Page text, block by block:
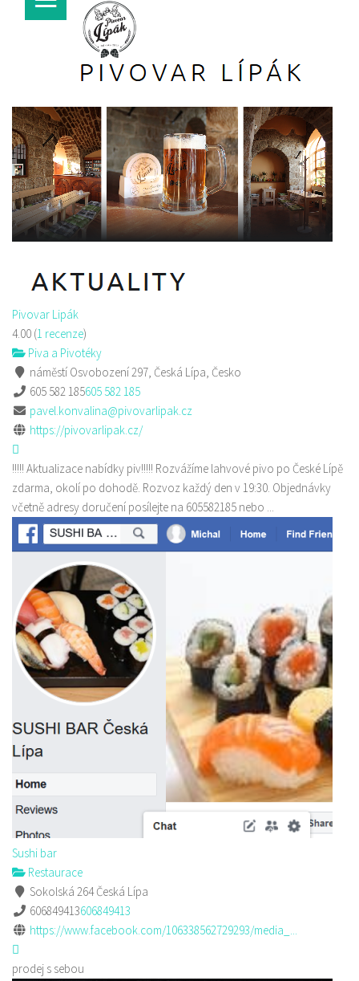
Pivovar Lipák
4.00 (1 recenze)
Piva a Pivotéky
náměstí Osvobození 297, Česká Lípa, Česko
605 582 185605 582 185
pavel.konvalina@pivovarlipak.cz
https://pivovarlipak.cz/
!!!!! Aktualizace nabídky piv!!!!! Rozvážíme lahvové pivo po České Lípě
zdarma, okolí po dohodě. Rozvoz každý den v 19:30. Objednávky
včetně adresy doručení posílejte na 605582185 nebo ...
Sushi bar
Restaurace
Sokolská 264 Česká Lípa
606849413606849413
https://www.facebook.com/106338562729293/media_...
prodej s sebou